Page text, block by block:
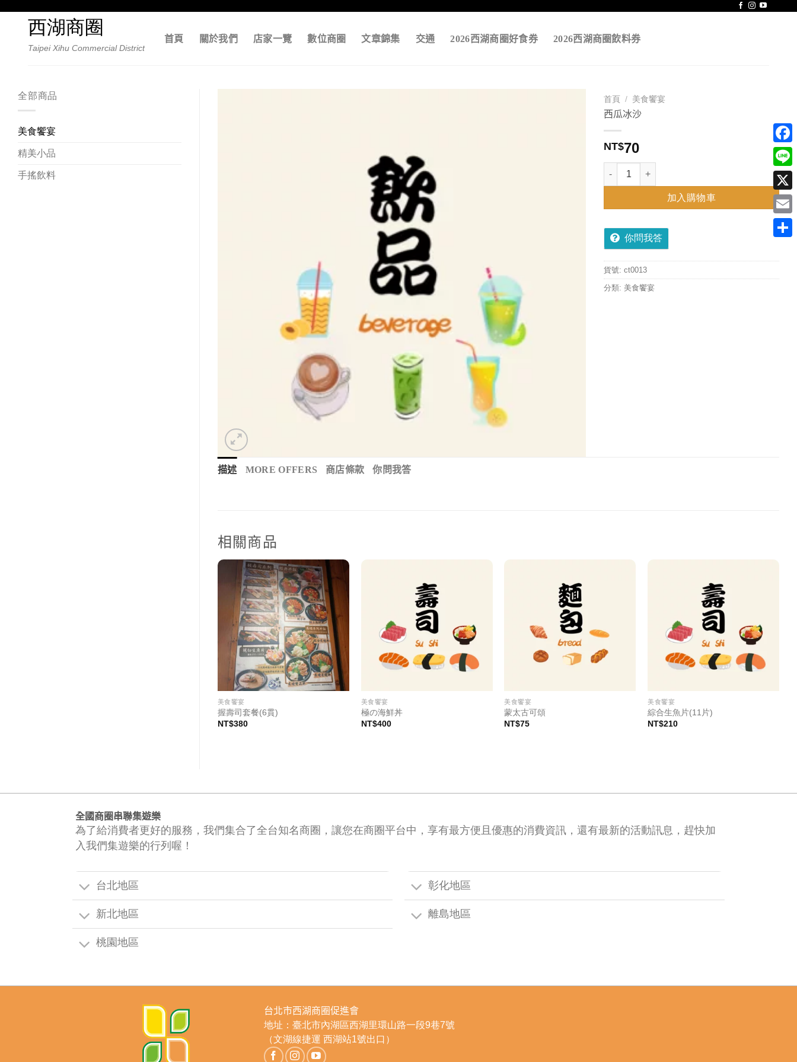
content西湖商圈
Taipei Xihu Commercial District
首頁 關於我們 店家一覽 數位商圈 文章錦集 交通 2026西湖商圈好食券 2026西湖商圈飲料券
全部商品
美食饗宴
精美小品
手搖飲料
首頁 / 美食饗宴
西瓜冰沙
NT$70
加入購物車
你問我答
貨號:ct0013
分類: 美食饗宴
描述 MORE OFFERS 商店條款 你問我答
相關商品
美食饗宴
握壽司套餐(6貫)
NT$380
美食饗宴
極の海鮮丼
NT$400
美食饗宴
蒙太古可頌
NT$75
美食饗宴
綜合生魚片(11片)
NT$210
全國商圈串聯集遊樂
為了給消費者更好的服務，我們集合了全台知名商圈，讓您在商圈平台中，享有最方便且優惠的消費資訊，還有最新的活動訊息，趕快加
入我們集遊樂的行列喔！
台北地區
新北地區
桃園地區
彰化地區
離島地區
台北市西湖商圈促進會
地址：臺北市內湖區西湖里環山路一段9巷7號
（文湖線捷運 西湖站1號出口）
Line
X
Email